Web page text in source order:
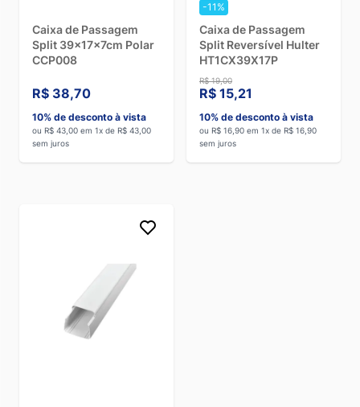
Caixa de Passagem
Split 39x17x7cm Polar
CCP008
R$ 38,70
10% de desconto à vista
ou R$ 43,00 em 1x de R$ 43,00
sem juros
-11%
Caixa de Passagem
Split Reversível Hulter
HT1CX39X17P
R$ 19,00
R$ 15,21
10% de desconto à vista
ou R$ 16,90 em 1x de R$ 16,90
sem juros